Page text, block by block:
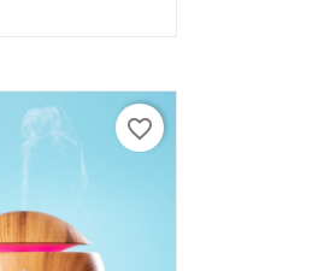
favorite_border